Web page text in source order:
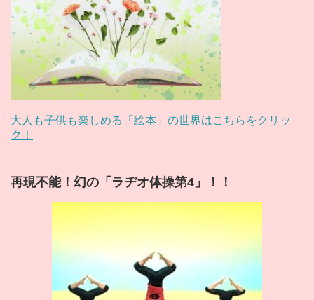
大人も子供も楽しめる「絵本」の世界はこちらをクリッ
ク！
再現不能！幻の「ラヂオ体操第4」！！